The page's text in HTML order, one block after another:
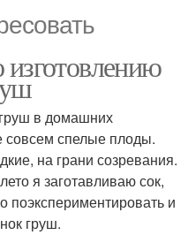
в домашних
совсем спелые плоды.
на грани созревания.
я заготавливаю сок,
поэкспериментировать и
груш.